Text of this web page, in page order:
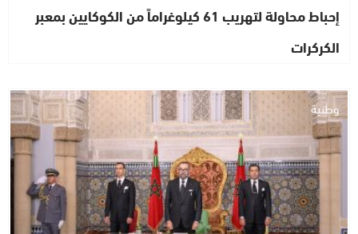
إحباط محاولة لتهريب 61 كيلوغراماً من الكوكايين بمعبر
الكركرات
وطنية